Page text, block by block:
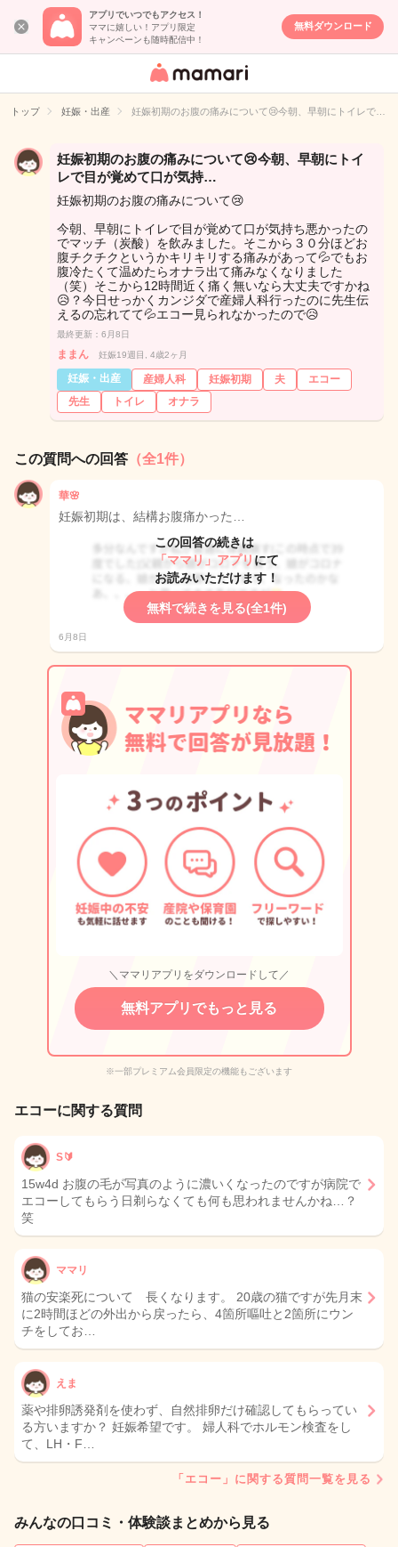
アプリでいつでもアクセス！
ママに嬉しい！アプリ限定
キャンペーンも随時配信中！
無料ダウンロード
女性専用匿名QA
イト
トップ 妊娠・出産 妊娠初期のお腹の痛みについて😢今朝、早朝にトイレで…
妊娠初期のお腹の痛みについて😢今朝、早朝にトイ
レで目が覚めて口が気持…
妊娠初期のお腹の痛みについて😢
今朝、早朝にトイレで目が覚めて口が気持ち悪かったの
でマッチ（炭酸）を飲みました。そこから３０分ほどお
腹チクチクというかキリキリする痛みがあって💦でもお
腹冷たくて温めたらオナラ出て痛みなくなりました
（笑）そこから12時間近く痛く無いなら大丈夫ですかね
😥？今日せっかくカンジダで産婦人科行ったのに先生伝
えるの忘れてて💦エコー見られなかったので😥
最終更新：6月8日
ままん 妊娠19週目, 4歳2ヶ月
妊娠・出産 産婦人科 妊娠初期 夫
エコー
先生
トイレ オナラ
この質問への回答 （全1件）
華🌸
妊娠初期は、結構お腹痛かった…
この回答の続きは
「ママリ」アプリ にて
お読みいただけます！
無料で続きを見る(全1件)
6月8日
＼ママリアプリをダウンロードして／
無料アプリでもっと見る
※一部プレミアム会員限定の機能もございます
エコーに関する質問
S🔰
15w4d お腹の毛が写真のように濃いくなったのですが病院で
エコーしてもらう日剃らなくても何も思われませんかね…？
笑
ママリ
猫の安楽死について 長くなります。 20歳の猫ですが先月末
に2時間ほどの外出から戻ったら、4箇所嘔吐と2箇所にウン
チをしてお…
えま
薬や排卵誘発剤を使わず、自然排卵だけ確認してもらってい
る方いますか？ 妊娠希望です。 婦人科でホルモン検査をし
て、LH・F…
「エコー」に関する質問一覧を見る
みんなの口コミ・体験談まとめから見る